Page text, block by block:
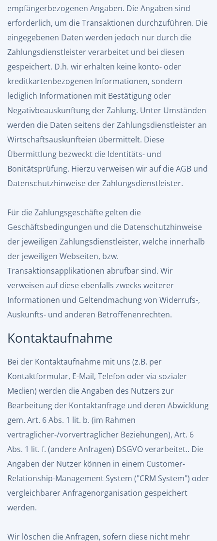
empfängerbezogenen Angaben. Die Angaben sind
erforderlich, um die Transaktionen durchzuführen. Die
eingegebenen Daten werden jedoch nur durch die
Zahlungsdienstleister verarbeitet und bei diesen
gespeichert. D.h. wir erhalten keine konto- oder
kreditkartenbezogenen Informationen, sondern
lediglich Informationen mit Bestätigung oder
Negativbeauskunftung der Zahlung. Unter Umständen
werden die Daten seitens der Zahlungsdienstleister an
Wirtschaftsauskunfteien übermittelt. Diese
Übermittlung bezweckt die Identitäts- und
Bonitätsprüfung. Hierzu verweisen wir auf die AGB und
Datenschutzhinweise der Zahlungsdienstleister.
Für die Zahlungsgeschäfte gelten die
Geschäftsbedingungen und die Datenschutzhinweise
der jeweiligen Zahlungsdienstleister, welche innerhalb
der jeweiligen Webseiten, bzw.
Transaktionsapplikationen abrufbar sind. Wir
verweisen auf diese ebenfalls zwecks weiterer
Informationen und Geltendmachung von Widerrufs-,
Auskunfts- und anderen Betroffenenrechten.
Kontaktaufnahme
Bei der Kontaktaufnahme mit uns (z.B. per
Kontaktformular, E-Mail, Telefon oder via sozialer
Medien) werden die Angaben des Nutzers zur
Bearbeitung der Kontaktanfrage und deren Abwicklung
gem. Art. 6 Abs. 1 lit. b. (im Rahmen
vertraglicher-/vorvertraglicher Beziehungen), Art. 6
Abs. 1 lit. f. (andere Anfragen) DSGVO verarbeitet.. Die
Angaben der Nutzer können in einem Customer-
Relationship-Management System ("CRM System") oder
vergleichbarer Anfragenorganisation gespeichert
werden.
Wir löschen die Anfragen, sofern diese nicht mehr